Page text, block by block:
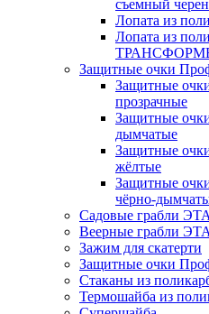
съемный
Лопата из
Лопата из
Защитные очки
Защитные
прозрачные
Защитные
дымчатые
Защитные
жёлтые
Защитные
чёрно-
Садовые грабли
Веерные грабли
Зажим для скатерти
Защитные очки
Стаканы из
Термошайба из